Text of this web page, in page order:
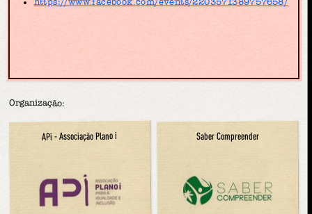
https://www.facebook.com/events/2203571389757658/
Organização:
APi - Associação Plano i Saber Compreender